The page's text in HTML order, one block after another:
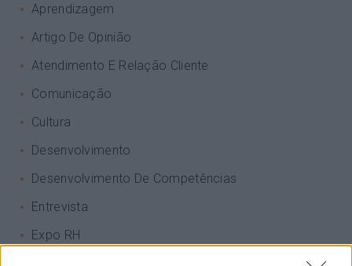
Aprendizagem
Artigo De Opinião
Atendimento E Relação Cliente
Comunicação
Cultura
Desenvolvimento
Desenvolvimento De Competências
Entrevista
Expo RH